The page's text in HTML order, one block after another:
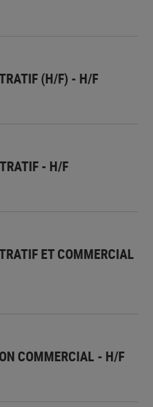
(H/F) - H/F
- H/F
ET COMMERCIAL
COMMERCIAL - H/F